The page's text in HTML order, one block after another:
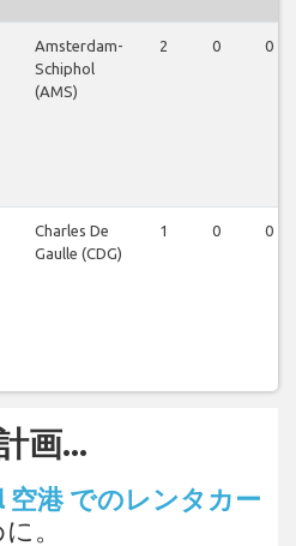
Amsterdam-
Schiphol
(AMS)
2 0 0
Charles De
Gaulle (CDG)
1 0 0
画...
空港 でのレンタカー
。